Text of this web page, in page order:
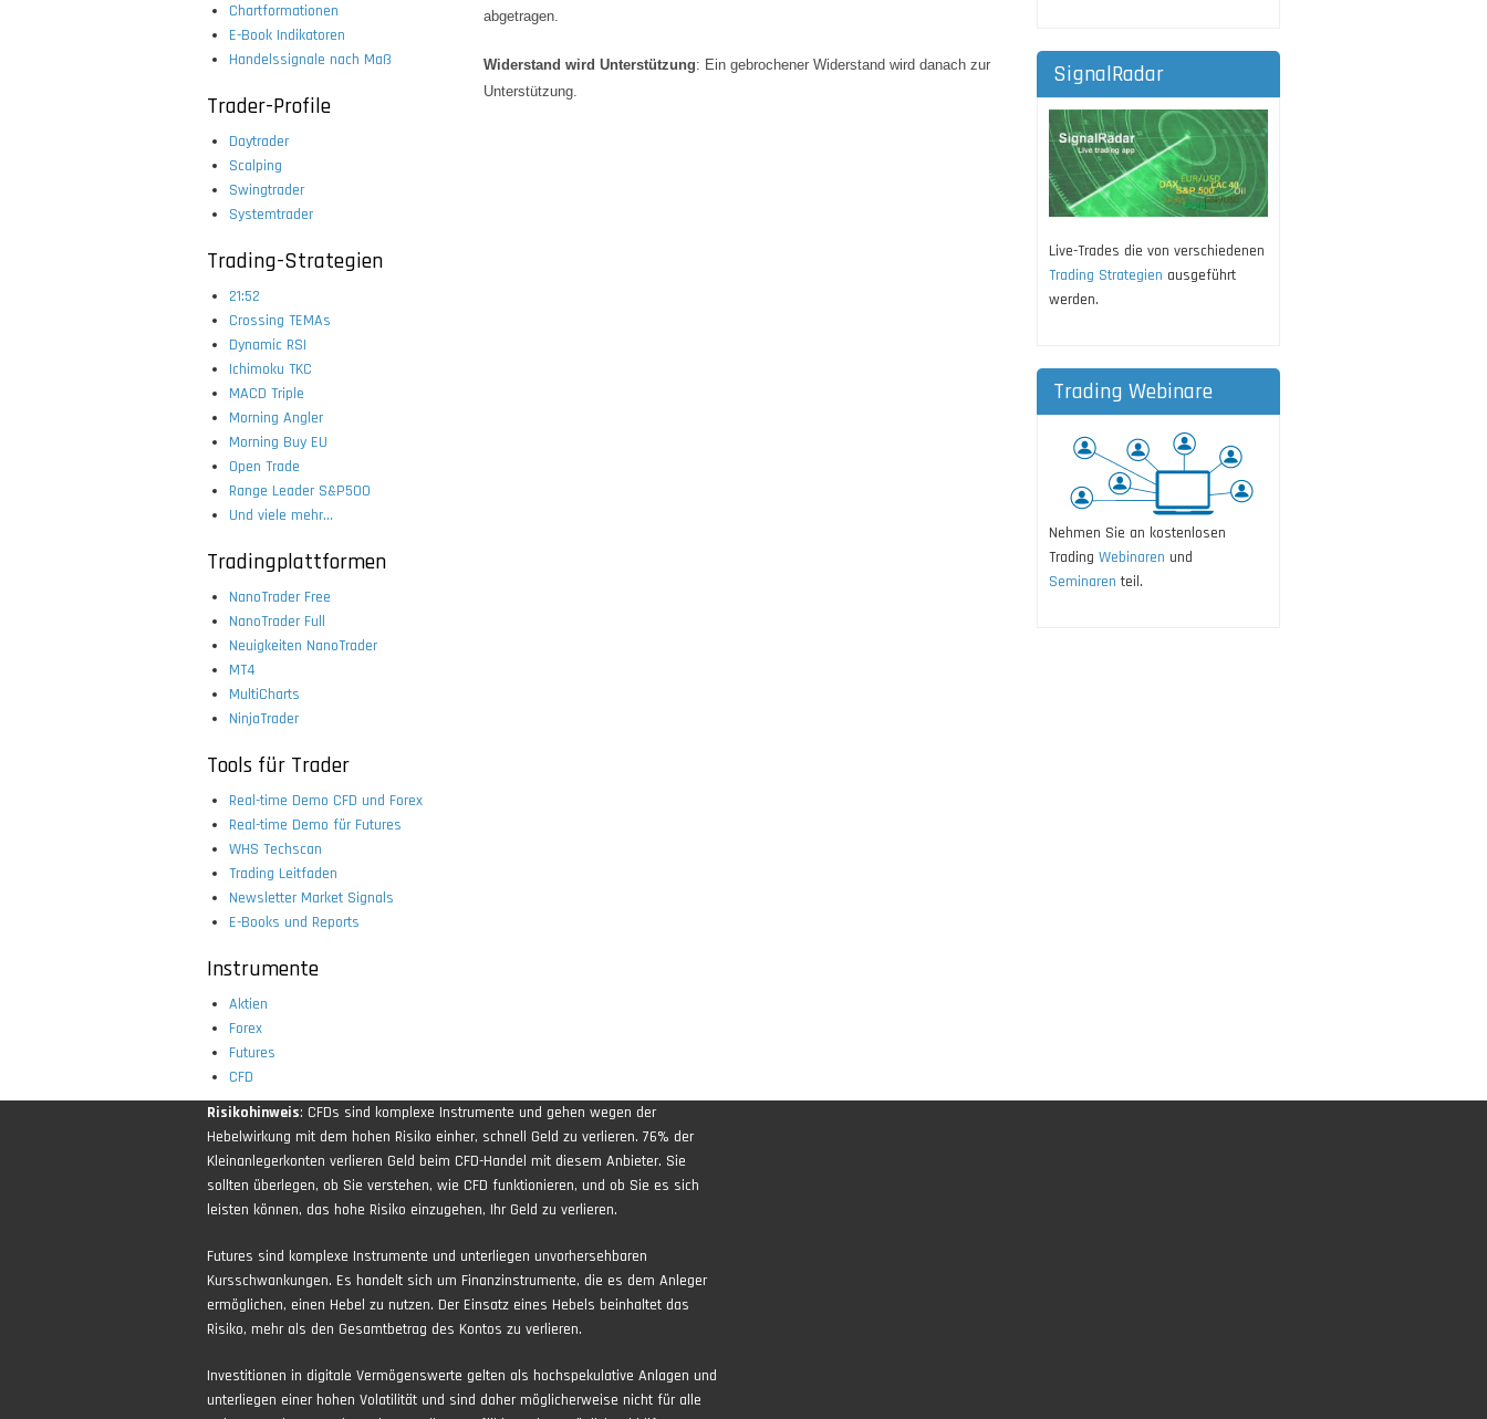
Chartformationen
E-Book Indikatoren
Handelssignale nach Maß
Trader-Profile
Daytrader
Scalping
Swingtrader
Systemtrader
Trading-Strategien
21:52
Crossing TEMAs
Dynamic RSI
Ichimoku TKC
MACD Triple
Morning Angler
Morning Buy EU
Open Trade
Range Leader S&P500
Und viele mehr...
Tradingplattformen
NanoTrader Free
NanoTrader Full
Neuigkeiten NanoTrader
MT4
MultiCharts
NinjaTrader
Tools für Trader
Real-time Demo CFD und Forex
Real-time Demo für Futures
WHS Techscan
Trading Leitfaden
Newsletter Market Signals
E-Books und Reports
Instrumente
Aktien
Forex
Futures
CFD
abgetragen.
Widerstand wird Unterstützung: Ein gebrochener Widerstand wird danach zur
Unterstützung.
SignalRadar
Live-Trades die von verschiedenen
Trading Strategien ausgeführt
werden.
Trading Webinare
Nehmen Sie an kostenlosen
Trading Webinaren und
Seminaren teil.
Risikohinweis: CFDs sind komplexe Instrumente und gehen wegen der
Hebelwirkung mit dem hohen Risiko einher, schnell Geld zu verlieren. 76% der
Kleinanlegerkonten verlieren Geld beim CFD-Handel mit diesem Anbieter. Sie
sollten überlegen, ob Sie verstehen, wie CFD funktionieren, und ob Sie es sich
leisten können, das hohe Risiko einzugehen, Ihr Geld zu verlieren.
Futures sind komplexe Instrumente und unterliegen unvorhersehbaren
Kursschwankungen. Es handelt sich um Finanzinstrumente, die es dem Anleger
ermöglichen, einen Hebel zu nutzen. Der Einsatz eines Hebels beinhaltet das
Risiko, mehr als den Gesamtbetrag des Kontos zu verlieren.
Investitionen in digitale Vermögenswerte gelten als hochspekulative Anlagen und
unterliegen einer hohen Volatilität und sind daher möglicherweise nicht für alle